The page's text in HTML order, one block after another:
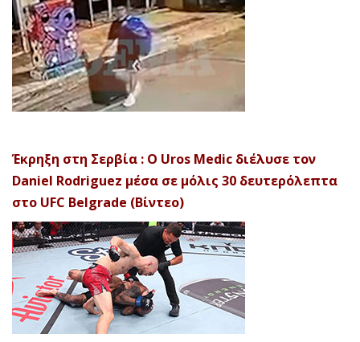
Έκρηξη στη Σερβία : Ο Uros Medic διέλυσε τον
Daniel Rodriguez μέσα σε μόλις 30 δευτερόλεπτα
στο UFC Belgrade (Βίντεο)